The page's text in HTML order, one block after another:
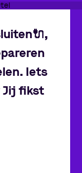
🔌,
Iets
Jij fikst